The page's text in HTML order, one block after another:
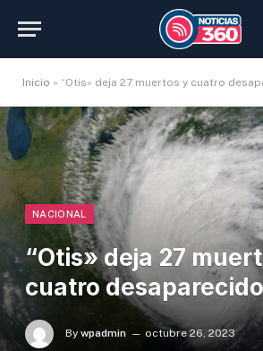
Inicio » “Otis» deja 27 muertos y cuatro
NACIONAL
“Otis» deja 27
cuatro
By wpadmin
octubre 26, 2023